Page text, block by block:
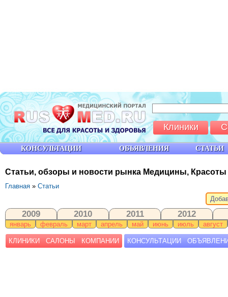
Статьи, обзоры и новости рынка Медицины,
Главная » Статьи
2009 2010 2011 2012
январь февраль март апрель май июнь июль август
КЛИНИКИ САЛОНЫ КОМПАНИИ КОНСУЛЬТАЦИИ
КОНСУЛЬТАЦИИ ОБЪЯВЛЕНИЯ СТАТЬИ
Клиники